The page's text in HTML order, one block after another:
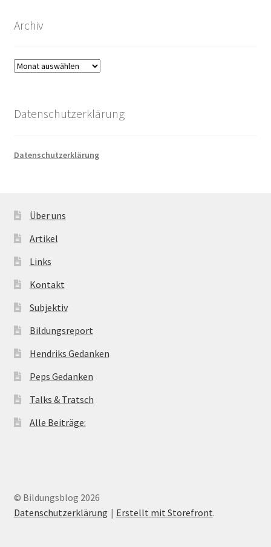
Archiv
Archiv
Datenschutzerklärung
Datenschutzerklärung
Über uns
Artikel
Links
Kontakt
Subjektiv
Bildungsreport
Hendriks Gedanken
Peps Gedanken
Talks & Tratsch
Alle Beiträge:
© Bildungsblog 2026
Datenschutzerklärung
Erstellt mit Storefront.